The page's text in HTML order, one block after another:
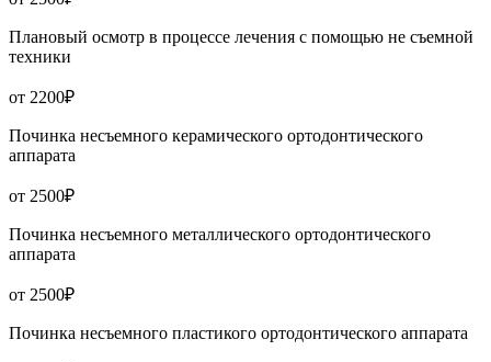
Плановый осмотр в процессе лечения с помощью не съемной
техники
от 2200₽
Починка несъемного керамического ортодонтического
аппарата
от 2500₽
Починка несъемного металлического ортодонтического
аппарата
от 2500₽
Починка несъемного пластикого ортодонтического аппарата